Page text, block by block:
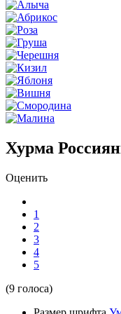
Хурма
Оценить
1
2
3
4
5
(9 голоса)